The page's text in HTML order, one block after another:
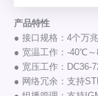
产品特性
● 接口规格：4个万
● 宽温工作：-40℃
● 宽压工作：DC36-
● 网络冗余：支持